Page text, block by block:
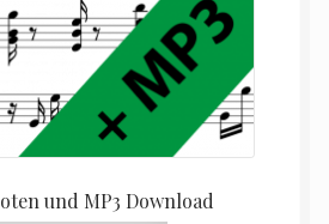
und MP3 Download